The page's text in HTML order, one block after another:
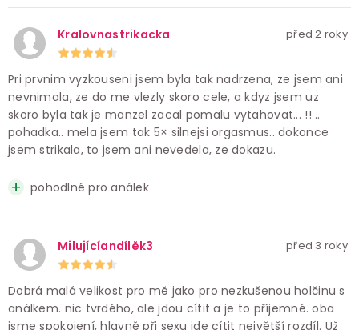
Kralovnastrikacka před 2 roky
Pri prvnim vyzkouseni jsem byla tak nadrzena, ze jsem ani
nevnimala, ze do me vlezly skoro cele, a kdyz jsem uz
skoro byla tak je manzel zacal pomalu vytahovat... !! ..
pohadka.. mela jsem tak 5× silnejsi orgasmus.. dokonce
jsem strikala, to jsem ani nevedela, ze dokazu.
pohodlné pro análek
Milujícíandílěk3 před 3 roky
Dobrá malá velikost pro mě jako pro nezkušenou holčinu s
análkem. nic tvrdého, ale jdou cítit a je to příjemné. oba
jsme spokojení, hlavně při sexu jde cítit největší rozdíl. Už